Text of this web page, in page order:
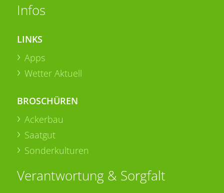
Infos
LINKS
Apps
Wetter Aktuell
BROSCHÜREN
Ackerbau
Saatgut
Sonderkulturen
Verantwortung & Sorgfalt